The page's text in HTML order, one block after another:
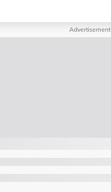
Advertisement